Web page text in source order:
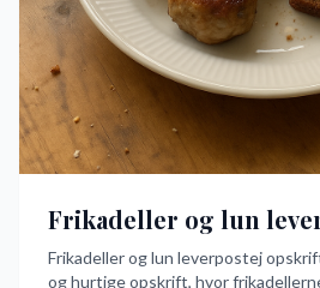
Frikadeller og lun
Frikadeller og lun leverpostej
og hurtige opskrift, hvor